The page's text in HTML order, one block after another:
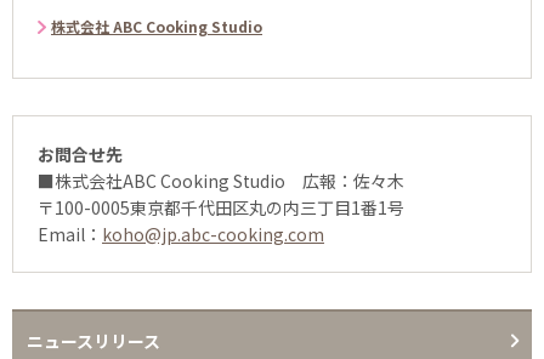
株式会社 ABC Cooking Studio
お問合せ先
■株式会社ABC Cooking Studio 広報：佐々木
〒100-0005東京都千代田区丸の内三丁目1番1号
Email： koho@jp.abc-cooking.com
ニュースリリース